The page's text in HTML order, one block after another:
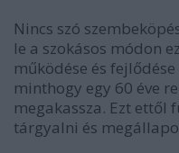
Nincs szó
le a szokásos módon
működése és
minthogy egy 60 éve
megakassza. Ezt ettől
tárgyalni és